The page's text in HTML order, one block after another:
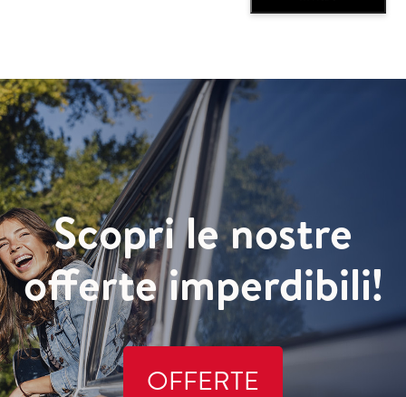
Scopri le nostre
offerte imperdibili!
OFFERTE